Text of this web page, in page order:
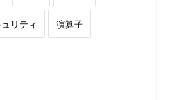
リティ 演算子